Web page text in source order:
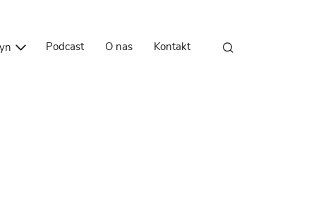
Podcast O nas Kontakt
Przejdź do treści